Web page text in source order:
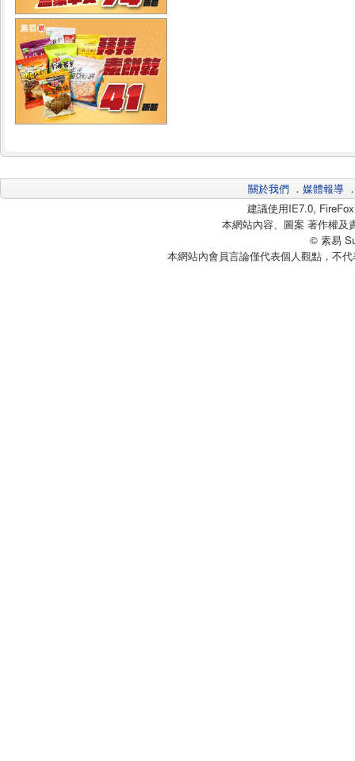
關於我們 ． 媒體報導
建議使用IE7.0,
本網站內容、圖案 著作權及
© 素易
本網站內會員言論僅代表個人觀點，不